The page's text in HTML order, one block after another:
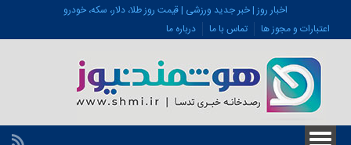
اخبار روز | خبر جدید ورزشی | قیمت روز طلا، دلار، سکه، خودرو
اعتبارات و مجوز ها
تماس با ما درباره ما